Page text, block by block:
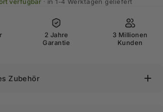
2 Jahre
Garantie
3 Millionen
Kunden
Zubehör